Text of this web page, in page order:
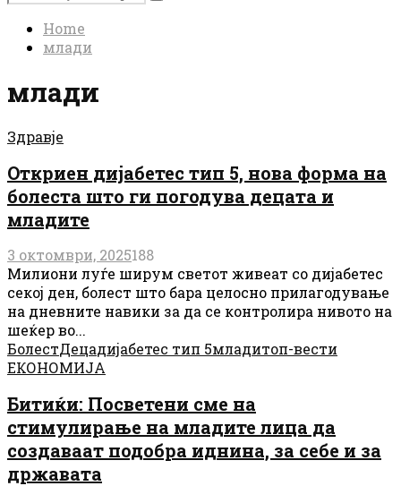
for:
Search
Home
млади
млади
Здравје
Откриен дијабетес тип 5, нова форма на
болеста што ги погодува децата и
младите
3 октомври, 2025188
Милиони луѓе ширум светот живеат со дијабетес
секој ден, болест што бара целосно прилагодување
на дневните навики за да се контролира нивото на
шеќер во...
БолестДецадијабетес тип 5младитоп-вести
ЕКОНОМИЈА
Битиќи: Посветени сме на
стимулирање на младите лица да
создаваат подобра иднина, за себе и за
државата